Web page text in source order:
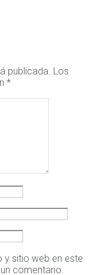
publicada. Los
*
y sitio web en este
comentario.